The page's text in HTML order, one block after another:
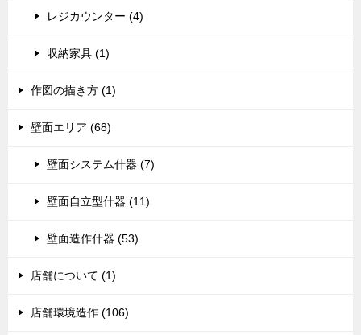
レジカウンター (4)
収納家具 (1)
作図の描き方 (1)
壁面エリア (68)
壁面システム什器 (7)
壁面自立型什器 (11)
壁面造作什器 (53)
店舗について (1)
店舗環境造作 (106)